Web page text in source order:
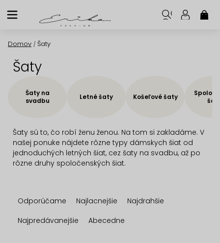
na
Domov / Šaty
Šaty
Šaty sú to, čo robí ženu ženou. Na tom si zakladáme. V
našej ponuke nájdete rôzne typy dámskych šiat od
jednoduchých letných šiat, cez šaty na svadbu, až po
rôzne druhy spoločenských šiat.
Šaty na
svadbu
Letné šaty Košeľové šaty
a
d
Odporúčame Najlacnejšie
Najdrahšie
Najpredávanejšie
Abecedne